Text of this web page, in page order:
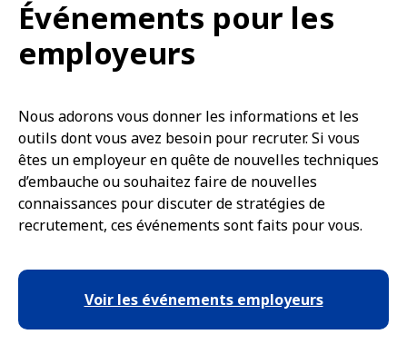
Événements pour les
employeurs
Nous adorons vous donner les informations et les
outils dont vous avez besoin pour recruter. Si vous
êtes un employeur en quête de nouvelles techniques
d’embauche ou souhaitez faire de nouvelles
connaissances pour discuter de stratégies de
recrutement, ces événements sont faits pour vous.
Voir les événements employeurs